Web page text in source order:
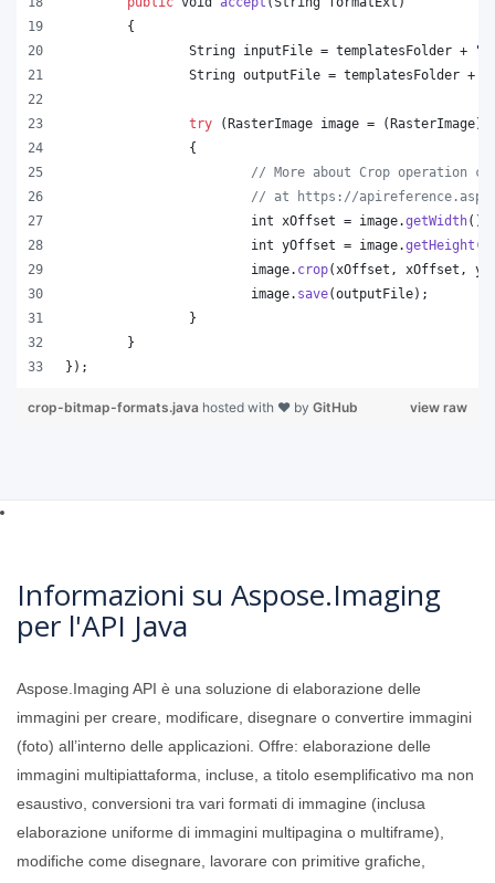
	{
String inputFile = templatesFolder +
String outputFile = templatesFolder +
try (RasterImage image = (RasterImage)
		{
// More about Crop operation
// at https://
int
xOffset = image.getWidth()
int yOffset = image.getHeight
image. crop( xOffset , xOffset ,
image. save(outputFile);
		}
	}
});
view raw
crop-bitmap-formats.java hosted with ❤ by GitHub
Informazioni su Aspose.Imaging
per l'API Java
Aspose.Imaging API è una soluzione di elaborazione delle
immagini per creare, modificare, disegnare o convertire immagini
(foto) all’interno delle applicazioni. Offre: elaborazione delle
immagini multipiattaforma, incluse, a titolo esemplificativo ma non
esaustivo, conversioni tra vari formati di immagine (inclusa
elaborazione uniforme di immagini multipagina o multiframe),
modifiche come disegnare, lavorare con primitive grafiche,